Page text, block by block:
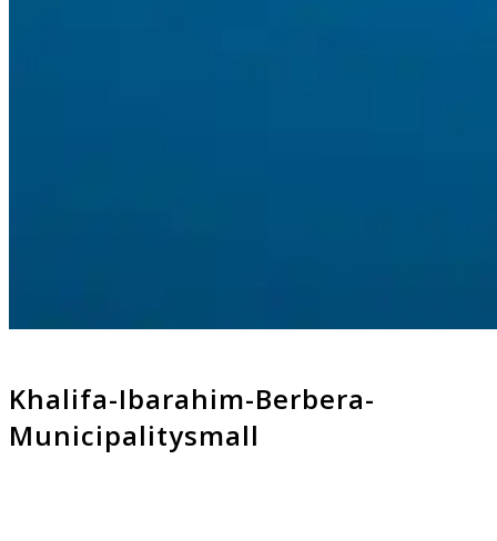
Khalifa-Ibarahim-Berbera-
Municipalitysmall